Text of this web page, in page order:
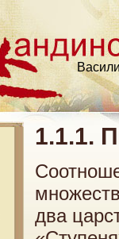
1.1.1.
два